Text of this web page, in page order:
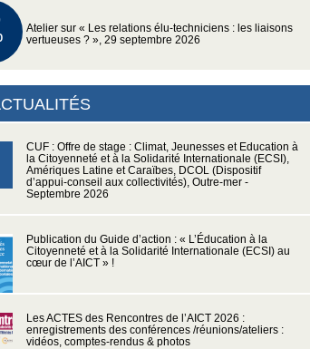
Atelier sur « Les relations élu-techniciens : les liaisons
vertueuses ? », 29 septembre 2026
CUF : Offre de stage : Climat, Jeunesses et Education à
la Citoyenneté et à la Solidarité Internationale (ECSI),
Amériques Latine et Caraïbes, DCOL (Dispositif
d’appui-conseil aux collectivités), Outre-mer -
Septembre 2026
Publication du Guide d’action : « L’Éducation à la
Citoyenneté et à la Solidarité Internationale (ECSI) au
cœur de l’AICT » !
Les ACTES des Rencontres de l’AICT 2026 :
enregistrements des conférences /réunions/ateliers :
vidéos, comptes-rendus & photos